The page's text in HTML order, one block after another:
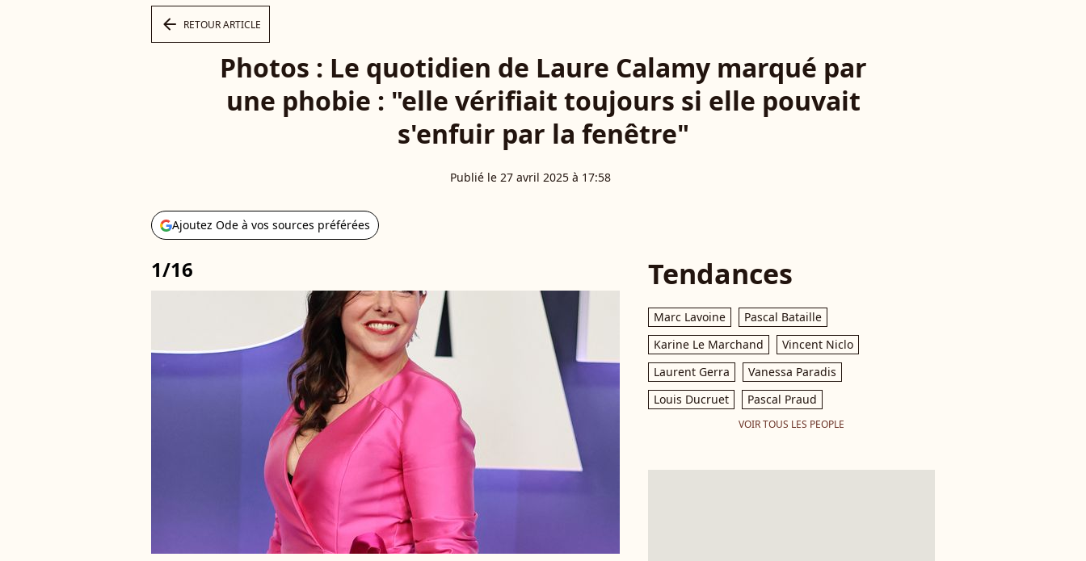
arrow_left RETOUR ARTICLE
Photos : Le quotidien de Laure Calamy marqué par
une phobie : "elle vérifiait toujours si elle pouvait
s'enfuir par la fenêtre"
Publié le 27 avril 2025 à 17:58
Ajoutez Ode à vos sources préférées
1/16 Tendances
Marc Lavoine
Pascal Bataille
Karine Le Marchand
Vincent Niclo
Laurent Gerra
Vanessa Paradis
Louis Ducruet
Pascal Praud
VOIR TOUS LES PEOPLE